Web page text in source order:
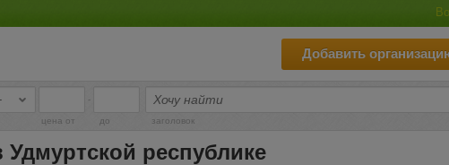
Добавить
-
цена от до заголовок
Удмуртской республике